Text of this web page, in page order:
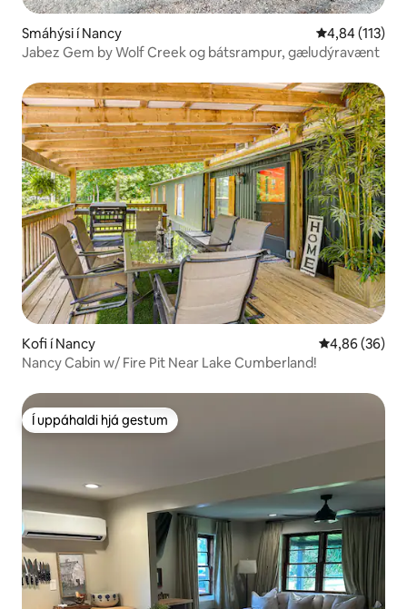
Smáhýsi í Nancy 4,84 af 5 í
4,84 (113)
Jabez Gem by Wolf Creek og bátsrampur, gæludýravænt
Kofi í Nancy 4,86 af 5 í
4,86 (36)
Nancy Cabin w/ Fire Pit Near Lake Cumberland!
Í uppáhaldi hjá gestum
Í uppáhaldi hjá gestum